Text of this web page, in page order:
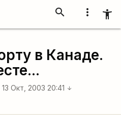
more_vert accessibility_new
search
в Канаде.
13 Окт, 2003 20:41 arrow_downward